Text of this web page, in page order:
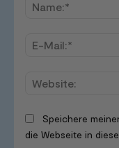
Speichere
die Webseite in